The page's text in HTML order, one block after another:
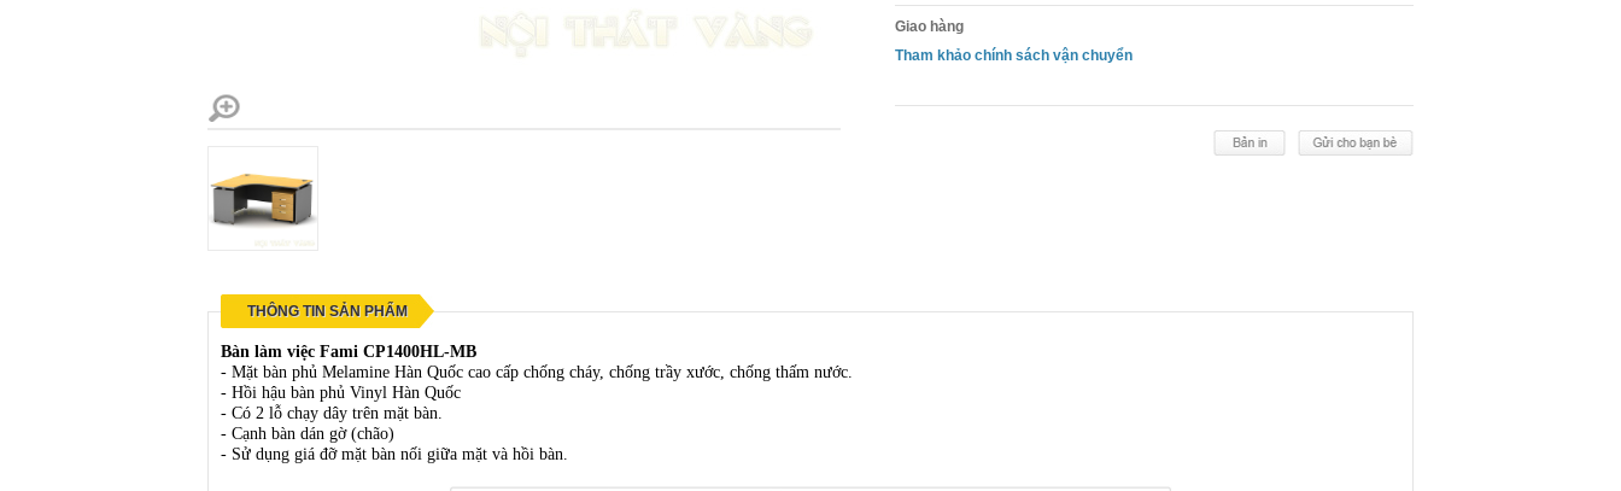
Giao hàng
Tham khảo chính sách vận chuyển
THÔNG TIN SẢN PHẨM
Bàn làm việc Fami CP1400HL-MB
- Mặt bàn phủ Melamine Hàn Quốc cao cấp chống cháy, chống trầy xước, chống thấm nước.
- Hồi hậu bàn phủ Vinyl Hàn Quốc
- Có 2 lỗ chạy dây trên mặt bàn.
- Cạnh bàn dán gờ (chão)
- Sử dụng giá đỡ mặt bàn nối giữa mặt và hồi bàn.